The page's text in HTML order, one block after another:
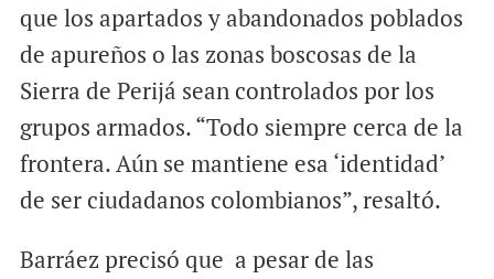
que los apartados y abandonados poblados
de apureños o las zonas boscosas de la
Sierra de Perijá sean controlados por los
grupos armados. “Todo siempre cerca de la
frontera. Aún se mantiene esa ‘identidad’
de ser ciudadanos colombianos”, resaltó.
Barráez precisó que a pesar de las